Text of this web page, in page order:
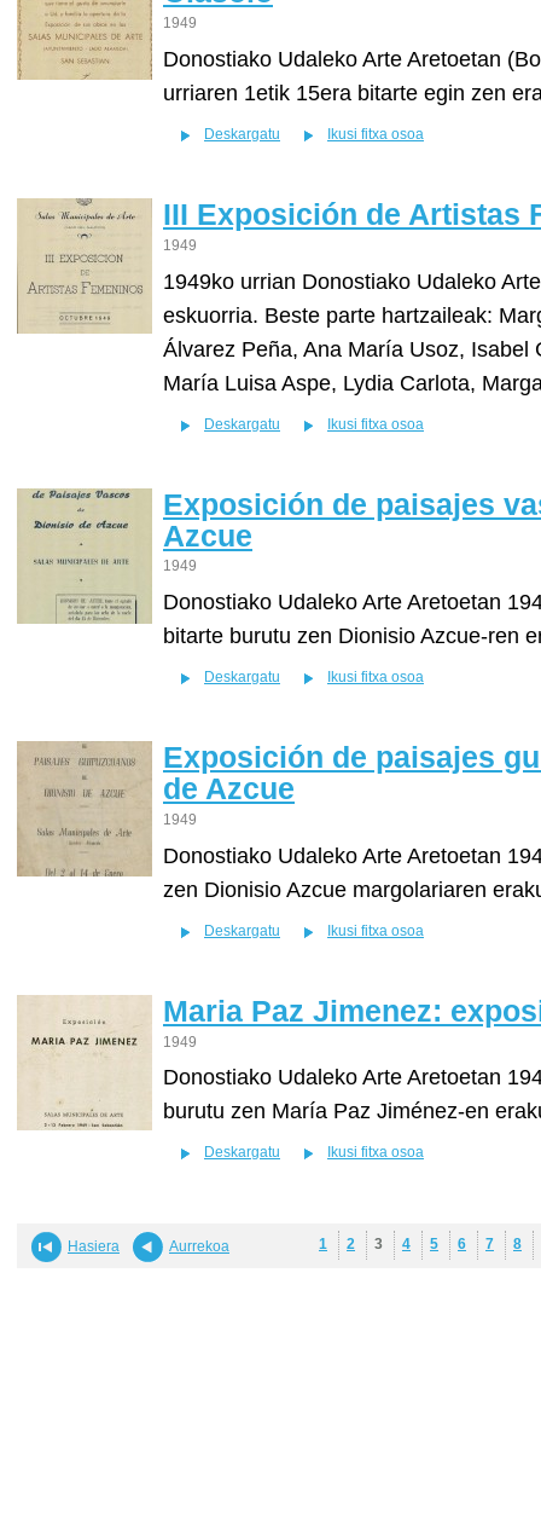
1949
Donostiako Udaleko Arte Aretoetan
urriaren 1etik 15era bitarte egin zen
Deskargatu Ikusi fitxa osoa
III Exposición de Artistas
1949
1949ko urrian Donostiako Udaleko
eskuorria. Beste parte hartzaileak:
Álvarez Peña, Ana María Usoz,
María Luisa Aspe, Lydia Carlota,
Deskargatu Ikusi fitxa osoa
Exposición de paisajes
Azcue
1949
Donostiako Udaleko Arte Aretoetan
bitarte burutu zen Dionisio Azcue-ren
Deskargatu Ikusi fitxa osoa
Exposición de paisajes
de Azcue
1949
Donostiako Udaleko Arte Aretoetan
zen Dionisio Azcue margolariaren
Deskargatu Ikusi fitxa osoa
Maria Paz Jimenez:
1949
Donostiako Udaleko Arte Aretoetan
burutu zen María Paz Jiménez-en
Deskargatu Ikusi fitxa osoa
Hasiera Aurrekoa 1 2 3 4 5 6 7 8